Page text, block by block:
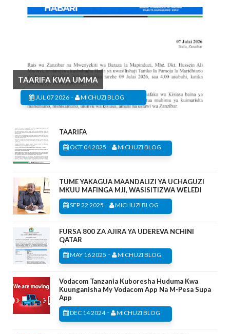
TAARIFA KWA UMMA
JUL 07 2026 - MICHUZI BLOG
TAARIFA
OCT 04 2025 - MICHUZI BLOG
TUME YAKAGUA MAANDALIZI YA UCHAGUZI
MKUU MAFINGA MJI, WASISITIZWA WELEDI
SEP 22 2025 - MICHUZI BLOG
FURSA 800 ZA AJIRA YA UDEREVA NCHINI
QATAR
MAY 16 2025 - MICHUZI BLOG
Vodacom Tanzania Kuboresha Huduma Kwa
Kuunganisha My Vodacom App Na M-Pesa Supa
App
DEC 14 2024- MICHUZI BLOG